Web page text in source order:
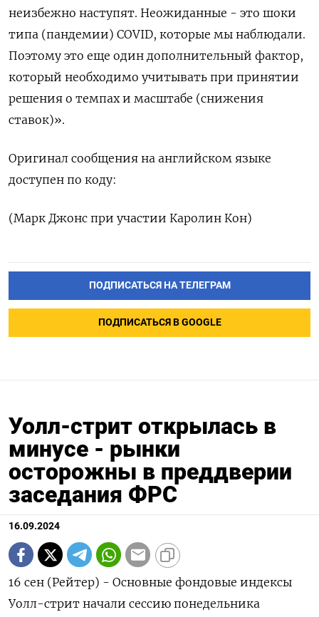
неизбежно наступят. Неожиданные - это шоки
типа (пандемии) COVID, которые мы наблюдали.
Поэтому это еще один дополнительный фактор,
который необходимо учитывать при принятии
решения о темпах и масштабе (снижения
ставок)».
Оригинал сообщения на английском языке
доступен по коду:
(Марк Джонс при участии Каролин Кон)
ПОДПИСАТЬСЯ НА ТЕЛЕГРАМ
ПОДПИСАТЬСЯ В GOOGLE
Уолл-стрит открылась в
минусе - рынки
осторожны в преддверии
заседания ФРС
16.09.2024
16 сен (Рейтер) - Основные фондовые индексы
Уолл-стрит начали сессию понедельника